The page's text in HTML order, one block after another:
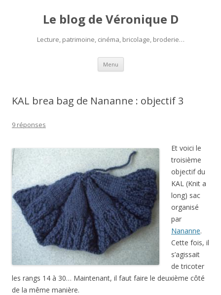
Le blog de Véronique D
Lecture, patrimoine, cinéma, bricolage, broderie…
Menu Aller
contenu
KAL brea bag de Nananne : objectif 3
9 réponses
Et voici le
troisième
objectif du
KAL (Knit a
long) sac
organisé
par
Nananne.
Cette fois, il
s’agissait
de tricoter
les rangs 14 à 30… Maintenant, il faut faire le deuxième côté
de la même manière.